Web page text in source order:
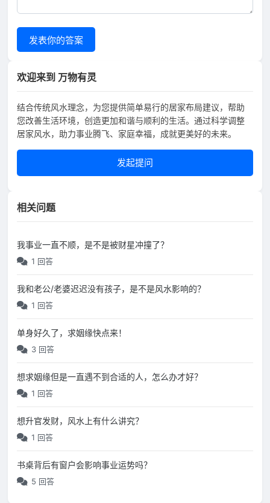
发表你的答案
欢迎来到 万物有灵
结合传统风水理念，为您提供简单易行的居家布局建议，帮助
您改善生活环境，创造更加和谐与顺利的生活。通过科学调整
居家风水，助力事业腾飞、家庭幸福，成就更美好的未来。
发起提问
相关问题
我事业一直不顺，是不是被财星冲撞了？
1 回答
我和老公/老婆迟迟没有孩子，是不是风水影响的？
1 回答
单身好久了，求姻缘快点来！
3 回答
想求姻缘但是一直遇不到合适的人，怎么办才好？
1 回答
想升官发财，风水上有什么讲究？
1 回答
书桌背后有窗户会影响事业运势吗？
5 回答